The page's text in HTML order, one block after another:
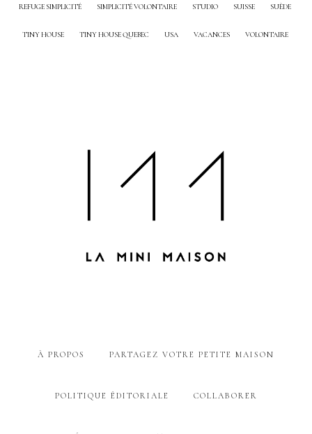
REFUGE SIMPLICITÉ SIMPLICITÉ VOLONTAIRE STUDIO SUISSE SUÈDE
TINY HOUSE TINY HOUSE QUEBEC USA VACANCES VOLONTAIRE
À PROPOS PARTAGEZ VOTRE PETITE MAISON
POLITIQUE ÉDITORIALE COLLABORER